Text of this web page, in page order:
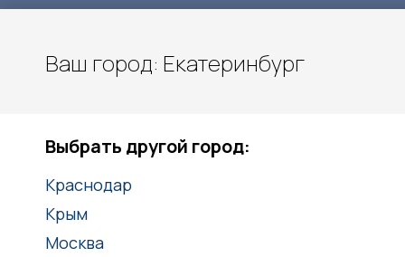
+7(938)416-27-25
Ваш город: Екатеринбург
Выбрать другой город:
Краснодар
Крым
Москва